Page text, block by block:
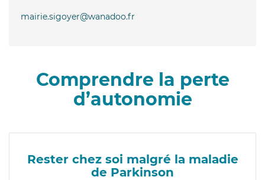
mairie.sigoyer@wanadoo.fr
Comprendre la perte
d’autonomie
Rester chez soi malgré la maladie
de Parkinson